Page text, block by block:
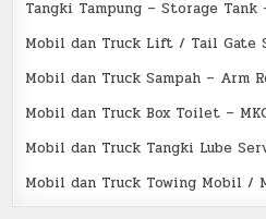
Tangki Tampung – Storage Tank
Mobil dan Truck Lift / Tail Gate
Mobil dan Truck Sampah – Arm
Mobil dan Truck Box Toilet –
Mobil dan Truck Tangki Lube
Mobil dan Truck Towing Mobil /